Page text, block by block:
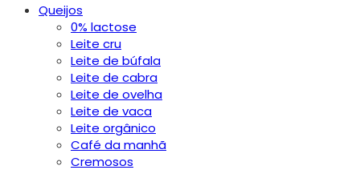
Queijos
0% lactose
Leite cru
Leite de búfala
Leite de cabra
Leite de ovelha
Leite de vaca
Leite orgânico
Café da manhã
Cremosos